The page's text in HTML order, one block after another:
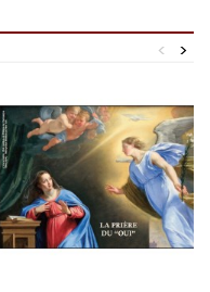
>
<